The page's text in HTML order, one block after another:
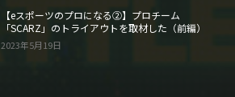
【eスポーツのプロになる②】プロチーム
「SCARZ」のトライアウトを取材した（前編）
2023年5月19日